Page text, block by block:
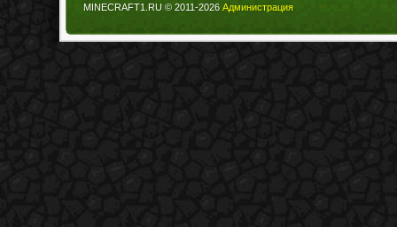
MINECRAFT1.RU © 2011-2026 Администрация